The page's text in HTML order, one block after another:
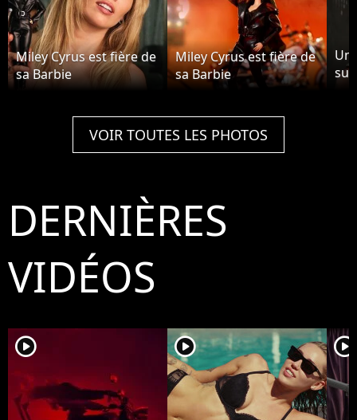
Miley Cyrus est fière de
sa Barbie
Miley Cyrus est fière de
sa Barbie
VOIR TOUTES LES PHOTOS
DERNIÈRES
VIDÉOS
player2 player2 player2